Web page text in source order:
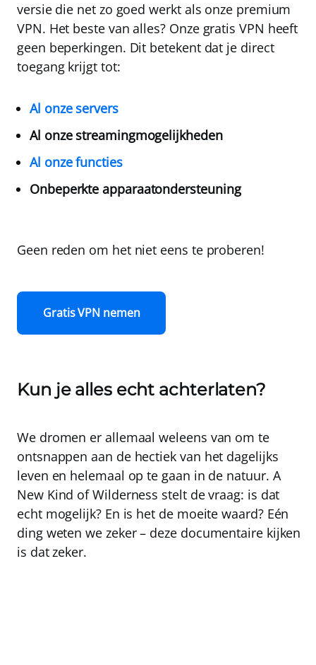
versie die net zo goed werkt als onze premium
VPN. Het beste van alles? Onze gratis VPN heeft
geen beperkingen. Dit betekent dat je direct
toegang krijgt tot:
Al onze servers
Al onze streamingmogelijkheden
Al onze functies
Onbeperkte apparaatondersteuning
Geen reden om het niet eens te proberen!
Gratis VPN nemen
Kun je alles echt achterlaten?
We dromen er allemaal weleens van om te
ontsnappen aan de hectiek van het dagelijks
leven en helemaal op te gaan in de natuur. A
New Kind of Wilderness stelt de vraag: is dat
echt mogelijk? En is het de moeite waard? Eén
ding weten we zeker – deze documentaire kijken
is dat zeker.